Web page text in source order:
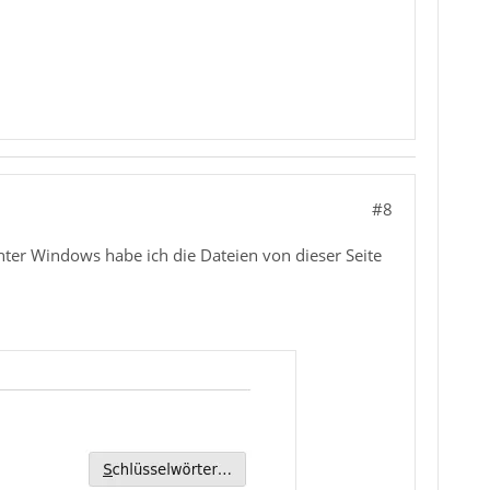
#8
Windows habe ich die Dateien von dieser Seite